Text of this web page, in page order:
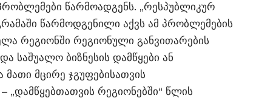
წარმოადგენს. „რესპუბლიკურ
წარმოდგენილი აქვს ამ პრობლემების
რეგიონში რეგიონული განვითარების
საშუალო ბიზნესის დამწყები ან
მცირე ჯგუფებისათვის
რეგიონებში“ წლის